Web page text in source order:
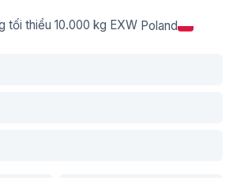
tối thiểu 10.000 kg EXW Poland